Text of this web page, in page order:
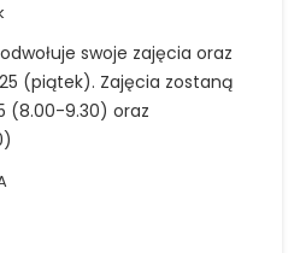
swoje zajęcia oraz
(piątek). Zajęcia zostaną
(8.00-9.30) oraz